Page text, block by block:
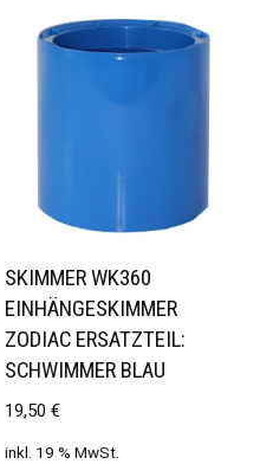
SKIMMER WK360
EINHÄNGESKIMMER
ZODIAC ERSATZTEIL:
SCHWIMMER BLAU
19,50€
inkl. 19 % MwSt.